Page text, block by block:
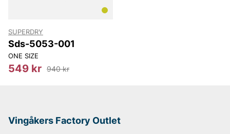
SUPERDRY
Sds-5053-001
ONE SIZE
549 kr 940 kr
Vingåkers Factory Outlet